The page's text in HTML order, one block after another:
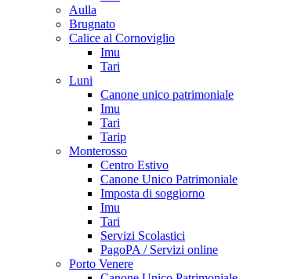
Aulla
Brugnato
Calice al Cornoviglio
Imu
Tari
Luni
Canone unico patrimoniale
Imu
Tari
Tarip
Monterosso
Centro Estivo
Canone Unico Patrimoniale
Imposta di soggiorno
Imu
Tari
Servizi Scolastici
PagoPA / Servizi online
Porto Venere